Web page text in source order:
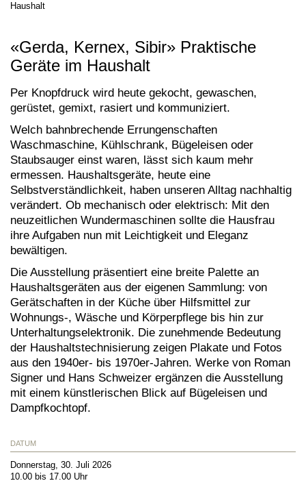
Haushalt
«Gerda, Kernex, Sibir» Praktische
Geräte im Haushalt
Per Knopfdruck wird heute gekocht, gewaschen,
gerüstet, gemixt, rasiert und kommuniziert.
Welch bahnbrechende Errungenschaften
Waschmaschine, Kühlschrank, Bügeleisen oder
Staubsauger einst waren, lässt sich kaum mehr
ermessen. Haushaltsgeräte, heute eine
Selbstverständlichkeit, haben unseren Alltag nachhaltig
verändert. Ob mechanisch oder elektrisch: Mit den
neuzeitlichen Wundermaschinen sollte die Hausfrau
ihre Aufgaben nun mit Leichtigkeit und Eleganz
bewältigen.
Die Ausstellung präsentiert eine breite Palette an
Haushaltsgeräten aus der eigenen Sammlung: von
Gerätschaften in der Küche über Hilfsmittel zur
Wohnungs-, Wäsche und Körperpflege bis hin zur
Unterhaltungselektronik. Die zunehmende Bedeutung
der Haushaltstechnisierung zeigen Plakate und Fotos
aus den 1940er- bis 1970er-Jahren. Werke von Roman
Signer und Hans Schweizer ergänzen die Ausstellung
mit einem künstlerischen Blick auf Bügeleisen und
Dampfkochtopf.
DATUM
Donnerstag, 30. Juli 2026
10.00 bis 17.00 Uhr